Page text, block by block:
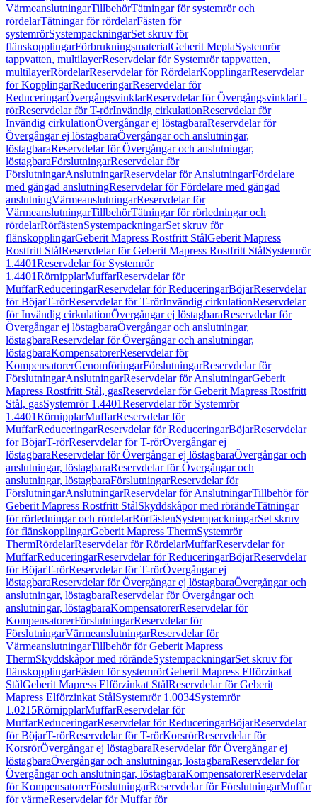
VärmeanslutningarTillbehörTätningar för systemrör och
rördelarTätningar för rördelarFästen för
systemrörSystempackningarSet skruv för
flänskopplingarFörbrukningsmaterialGeberit MeplaSystemrör
tappvatten, multilayerReservdelar för Systemrör tappvatten,
multilayerRördelarReservdelar för RördelarKopplingarReservdelar
för KopplingarReduceringarReservdelar för
ReduceringarÖvergångsvinklarReservdelar för ÖvergångsvinklarT-
rörReservdelar för T-rörInvändig cirkulationReservdelar för
Invändig cirkulationÖvergångar ej löstagbaraReservdelar för
Övergångar ej löstagbaraÖvergångar och anslutningar,
löstagbaraReservdelar för Övergångar och anslutningar,
löstagbaraFörslutningarReservdelar för
FörslutningarAnslutningarReservdelar för AnslutningarFördelare
med gängad anslutningReservdelar för Fördelare med gängad
anslutningVärmeanslutningarReservdelar för
VärmeanslutningarTillbehörTätningar för rörledningar och
rördelarRörfästenSystempackningarSet skruv för
flänskopplingarGeberit Mapress Rostfritt StålGeberit Mapress
Rostfritt StålReservdelar för Geberit Mapress Rostfritt StålSystemrör
1.4401Reservdelar för Systemrör
1.4401RörnipplarMuffarReservdelar för
MuffarReduceringarReservdelar för ReduceringarBöjarReservdelar
för BöjarT-rörReservdelar för T-rörInvändig cirkulationReservdelar
för Invändig cirkulationÖvergångar ej löstagbaraReservdelar för
Övergångar ej löstagbaraÖvergångar och anslutningar,
löstagbaraReservdelar för Övergångar och anslutningar,
löstagbaraKompensatorerReservdelar för
KompensatorerGenomföringarFörslutningarReservdelar för
FörslutningarAnslutningarReservdelar för AnslutningarGeberit
Mapress Rostfritt Stål, gasReservdelar för Geberit Mapress Rostfritt
Stål, gasSystemrör 1.4401Reservdelar för Systemrör
1.4401RörnipplarMuffarReservdelar för
MuffarReduceringarReservdelar för ReduceringarBöjarReservdelar
för BöjarT-rörReservdelar för T-rörÖvergångar ej
löstagbaraReservdelar för Övergångar ej löstagbaraÖvergångar och
anslutningar, löstagbaraReservdelar för Övergångar och
anslutningar, löstagbaraFörslutningarReservdelar för
FörslutningarAnslutningarReservdelar för AnslutningarTillbehör för
Geberit Mapress Rostfritt StålSkyddskåpor med rörändeTätningar
för rörledningar och rördelarRörfästenSystempackningarSet skruv
för flänskopplingarGeberit Mapress ThermSystemrör
ThermRördelarReservdelar för RördelarMuffarReservdelar för
MuffarReduceringarReservdelar för ReduceringarBöjarReservdelar
för BöjarT-rörReservdelar för T-rörÖvergångar ej
löstagbaraReservdelar för Övergångar ej löstagbaraÖvergångar och
anslutningar, löstagbaraReservdelar för Övergångar och
anslutningar, löstagbaraKompensatorerReservdelar för
KompensatorerFörslutningarReservdelar för
FörslutningarVärmeanslutningarReservdelar för
VärmeanslutningarTillbehör för Geberit Mapress
ThermSkyddskåpor med rörändeSystempackningarSet skruv för
flänskopplingarFästen för systemrörGeberit Mapress Elförzinkat
StålGeberit Mapress Elförzinkat StålReservdelar för Geberit
Mapress Elförzinkat StålSystemrör 1.0034Systemrör
1.0215RörnipplarMuffarReservdelar för
MuffarReduceringarReservdelar för ReduceringarBöjarReservdelar
för BöjarT-rörReservdelar för T-rörKorsrörReservdelar för
KorsrörÖvergångar ej löstagbaraReservdelar för Övergångar ej
löstagbaraÖvergångar och anslutningar, löstagbaraReservdelar för
Övergångar och anslutningar, löstagbaraKompensatorerReservdelar
för KompensatorerFörslutningarReservdelar för FörslutningarMuffar
för värmeReservdelar för Muffar för